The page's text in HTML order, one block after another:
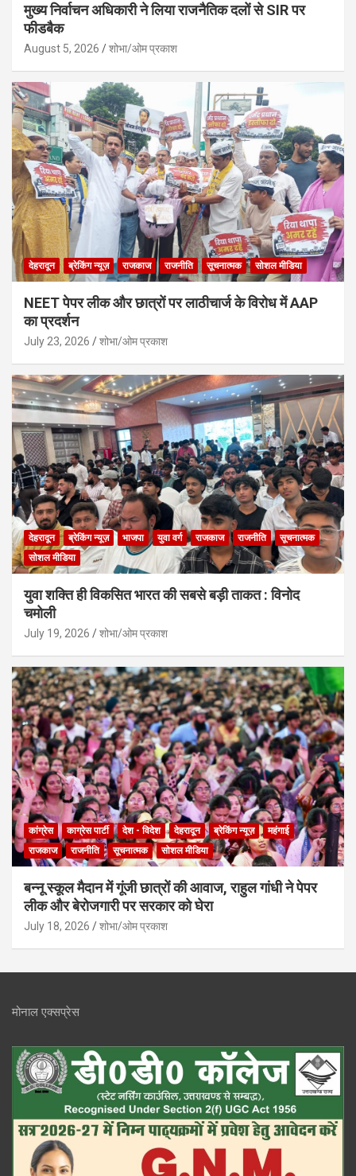
मुख्य निर्वाचन अधिकारी ने लिया राजनैतिक दलों से SIR पर
फीडबैक
August 5, 2026 शोभा/ओम प्रकाश
देहरादून ब्रेकिंग न्यूज़ राजकाज राजनीति सूचनात्मक सोशल मीडिया
NEET पेपर लीक और छात्रों पर लाठीचार्ज के विरोध में AAP
का प्रदर्शन
July 23, 2026 शोभा/ओम प्रकाश
देहरादून ब्रेकिंग न्यूज़ भाजपा युवा वर्ग राजकाज राजनीति
सूचनात्मक
सोशल मीडिया
युवा शक्ति ही विकसित भारत की सबसे बड़ी ताकत : विनोद
चमोली
July 19, 2026 शोभा/ओम प्रकाश
कांग्रेस काग्रेस पार्टी देश - विदेश देहरादून ब्रेकिंग न्यूज़
महंगाई
राजकाज
राजनीति सूचनात्मक सोशल मीडिया
बन्नू स्कूल मैदान में गूंजी छात्रों की आवाज, राहुल गांधी ने पेपर
लीक और बेरोजगारी पर सरकार को घेरा
July 18, 2026 शोभा/ओम प्रकाश
मोनाल एक्सप्रेस